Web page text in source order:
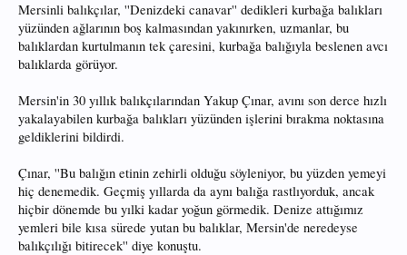
Mersinli balıkçılar, ''Denizdeki canavar'' dedikleri kurbağa balıkları
yüzünden ağlarının boş kalmasından yakınırken, uzmanlar, bu
balıklardan kurtulmanın tek çaresini, kurbağa balığıyla beslenen avcı
balıklarda görüyor.
Mersin'in 30 yıllık balıkçılarından Yakup Çınar, avını son derce hızlı
yakalayabilen kurbağa balıkları yüzünden işlerini bırakma noktasına
geldiklerini bildirdi.
Çınar, ''Bu balığın etinin zehirli olduğu söyleniyor, bu yüzden yemeyi
hiç denemedik. Geçmiş yıllarda da aynı balığa rastlıyorduk, ancak
hiçbir dönemde bu yılki kadar yoğun görmedik. Denize attığımız
yemleri bile kısa sürede yutan bu balıklar, Mersin'de neredeyse
balıkçılığı bitirecek'' diye konuştu.